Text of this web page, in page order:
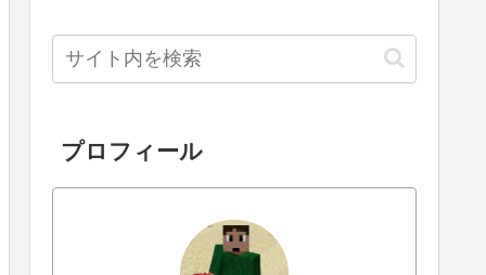
プロフィール